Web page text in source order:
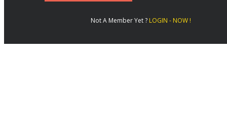
Not A Member Yet ? LOGIN - NOW !